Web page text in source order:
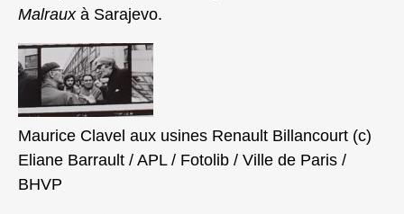
Malrauxà Sarajevo.
Maurice Clavel aux usines Renault Billancourt (c)
Eliane Barrault / APL / Fotolib / Ville de Paris /
BHVP